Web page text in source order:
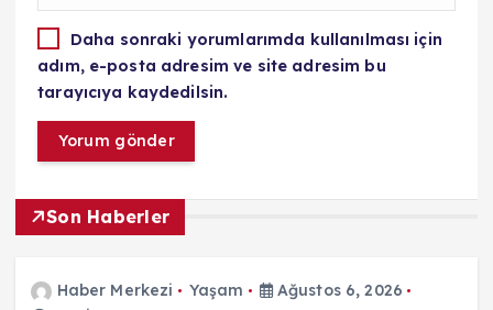
Daha sonraki yorumlarımda kullanılması için
adım, e-posta adresim ve site adresim bu
tarayıcıya kaydedilsin.
Son Haberler
Haber Merkezi Yaşam
Ağustos 6, 2026